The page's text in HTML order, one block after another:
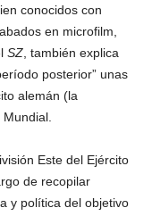
conocidos con
en microfilm,
SZ , también explica
posterior” unas
alemán (la
Este del Ejército
de recopilar
y política del objetivo